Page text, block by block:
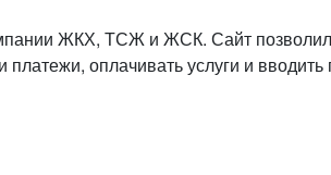
ЖКХ, ТСЖ и ЖСК. Сайт позволил
оплачивать услуги и вводить